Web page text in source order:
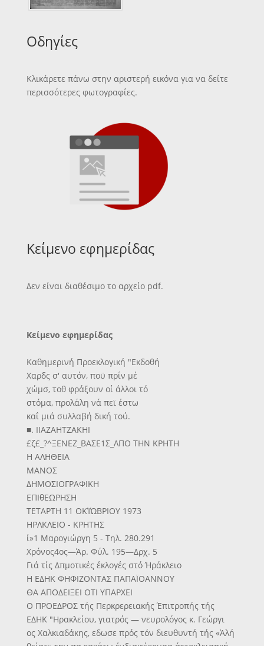
Οδηγίες
Κλικάρετε πάνω στην αριστερή εικόνα για να δείτε
περισσότερες φωτογραφίες.
Κείμενο εφημερίδας
Δεν είναι διαθέσιμο το αρχείο pdf.
Κείμενο εφημερίδας
Καθημερινή Προεκλογική "Εκδοθή
Χαρδς σ' αυτόν, ποϋ πρΐν μέ
χώμσ, τοθ φράξουν οί άλλοι τό
στόμα, προλάλη νά πεϊ έστω
καΐ μιά συλλαβή δική τού.
■. ΙΙΑΖΑΗΤΖΑΚΗΙ
£ζ£_?^ΞΕΝΕΖ_ΒΑΣΕ1Σ_ΛΠΟ ΤΗΝ ΚΡΗΤΗ
Η ΑΛΗΘΕΙΑ
ΜΑΝΟΣ
ΔΗΜΟΣΙΟΓΡΑΦΙΚΗ
ΕΠΙθΕΩΡΗΣΗ
ΤΕΤΑΡΤΗ 11 ΟΚΊΏΒΡΙΟΥ 1973
ΗΡΛΚΛΕΙΟ - ΚΡΗΤΗΣ
ί»1 Μαρογιώργη 5 - Τηλ. 280.291
Χρόνος4ος—Άρ. Φύλ. 195—Δρχ. 5
Γιά τίς Δπμοτικές έκλογές στό Ήράκλειο
Η ΕΔΗΚ ΦΗΦΙΖΟΝΤΑΣ ΠΑΠΑΪΟΑΝΝΟΥ
ΘΑ ΑΠΟΔΕΙΞΕΙ ΟΤΙ ΥΠΑΡΧΕΙ
Ο ΠΡΟΕΔΡΟΣ τής Περκρερειακής Έπιτροπής τής
ΕΔΗΚ "Ηρακλείου, γιατρός — νευρολόγος κ. Γεώργι
ος Χαλκιαδάκης, εδωσε πρός τόν διευθυντή τής «Άλή